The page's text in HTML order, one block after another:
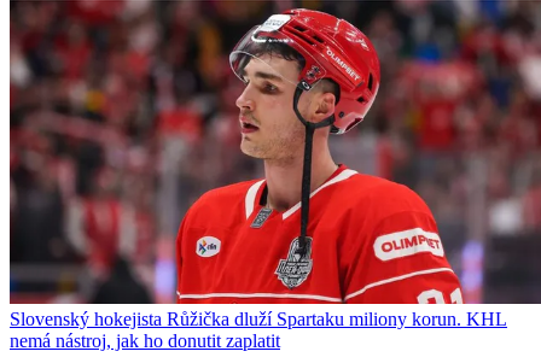
Slovenský hokejista Růžička dluží Spartaku miliony korun. KHL
nemá nástroj, jak ho donutit zaplatit